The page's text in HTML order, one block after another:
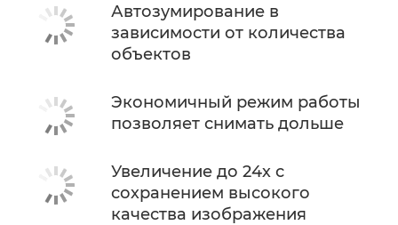
Автозумирование в
зависимости от количества
объектов
Экономичный режим работы
позволяет снимать дольше
Увеличение до 24х с
сохранением высокого
качества изображения